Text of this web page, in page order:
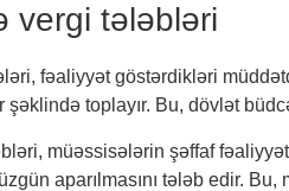
vergi tələbləri
fəaliyyət göstərdikləri
şəklində toplayır. Bu, dövlət
müəssisələrin şəffaf
aparılmasını tələb edir.